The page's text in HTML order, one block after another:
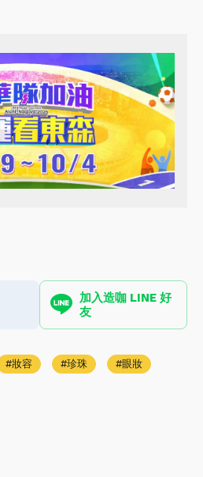
加入造咖 LINE 好
友
妝容 珍珠 眼妝